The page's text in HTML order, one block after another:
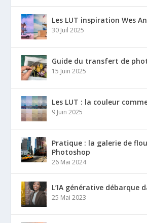
Les LUT inspiration Wes
30 Juil 2025
Guide du transfert de
15 Juin 2025
Les LUT : la couleur
9 Juin 2025
Pratique : la galerie de
Photoshop
26 Mai 2024
L’IA générative débarque
25 Mai 2023